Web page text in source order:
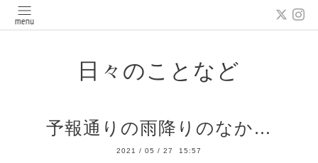
日々のことなど
予報通りの雨降りのなか…
2021 / 05 / 27 15:57